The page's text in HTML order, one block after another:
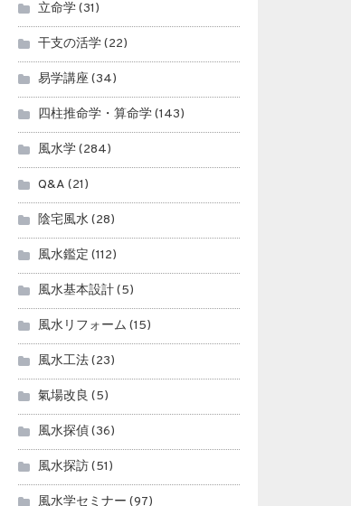
立命学(31)
干支の活学(22)
易学講座(34)
四柱推命学・算命学(143)
風水学(284)
Q&A (21)
陰宅風水(28)
風水鑑定 (112)
風水基本設計(5)
風水リフォーム (15)
風水工法(23)
氣場改良 (5)
風水探偵(36)
風水探訪(51)
風水学セミナー (97)